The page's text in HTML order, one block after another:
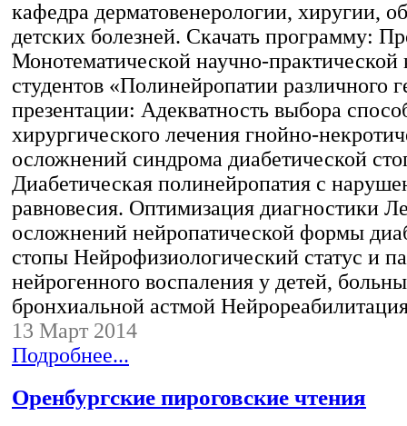
кафедра дерматовенерологии, хиругии,
детских болезней. Скачать программу:
Монотематической научно-
студентов «Полинейропатии различного
презентации: Адекватность выбора
хирургического лечения гнойно-
осложнений синдрома диабетической
Диабетическая полинейропатия с
равновесия. Оптимизация диагностики
осложнений нейропатической формы
стопы Нейрофизиологический статус и
нейрогенного воспаления у детей,
бронхиальной астмой
13 Март 2014
Подробнее...
Оренбургские пироговские чтения